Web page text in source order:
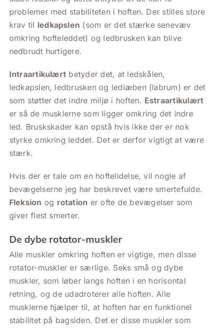
problemer med stabiliteten i hoften. Der stilles store
krav til ledkapslen (som er det stærke senevæv
omkring hofteleddet) og ledbrusken kan blive
nedbrudt hurtigere.
Intraartikulært betyder det, at ledskålen,
ledkapslen, ledbrusken og ledlæben (labrum) er det
som støtter det indre miljø i hoften. Estraartikulært
er så de musklerne som ligger omkring det indre
led. Bruskskader kan opstå hvis ikke der er nok
styrke omkring leddet. Det er derfor vigtigt at være
stærk.
Hvis der er tale om en hoftelidelse, vil nogle af
bevægelserne jeg har beskrevet være smertefulde.
Fleksion og rotation er ofte de bevægelser som
giver flest smerter.
De dybe rotator-muskler
Alle muskler omkring hoften er vigtige, men disse
rotator-muskler er særlige. Seks små og dybe
muskler, som løber langs hoften i en horisontal
retning, og de udadroterer alle hoften. Alle
musklerne hjælper til, at hoften har en funktionel
stabilitet på bagsiden. Det er disse muskler som